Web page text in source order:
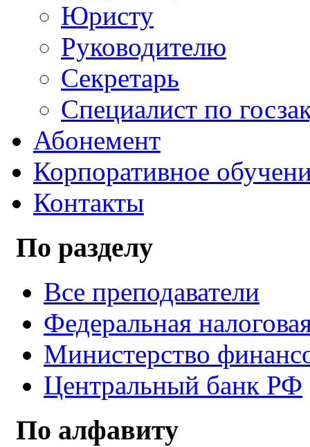
Юристу
Руководителю
Секретарь
Специалист по
Абонемент
Корпоративное
Контакты
По разделу
Все преподаватели
Федеральная
Министерство
Центральный банк РФ
По алфавиту